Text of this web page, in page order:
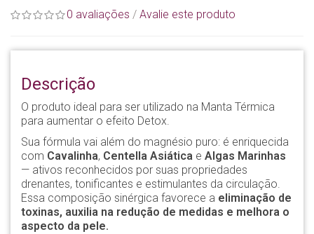
0 avaliações / Avalie este produto
Descrição
O produto ideal para ser utilizado na Manta Térmica
para aumentar o efeito Detox.
Sua fórmula vai além do magnésio puro: é enriquecida
com Cavalinha, Centella Asiática e Algas Marinhas
— ativos reconhecidos por suas propriedades
drenantes, tonificantes e estimulantes da circulação.
Essa composição sinérgica favorece a eliminação de
toxinas, auxilia na redução de medidas e melhora o
aspecto da pele.